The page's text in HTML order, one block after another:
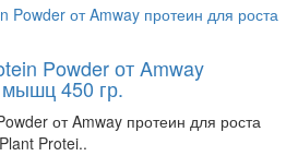
Powder от Amway
450 гр.
от Amway протеин для роста
Protei..